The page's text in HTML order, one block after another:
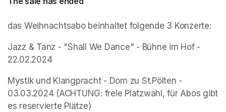
das Weihnachtsabo beinhaltet folgende 3 Konzerte:
Jazz & Tanz - "Shall We Dance" - Bühne im Hof -
22.02.2024
Mystik und Klangpracht - Dom zu St.Pölten -
03.03.2024 (ACHTUNG: freie Platzwahl, für Abos gibt
es reservierte Plätze)